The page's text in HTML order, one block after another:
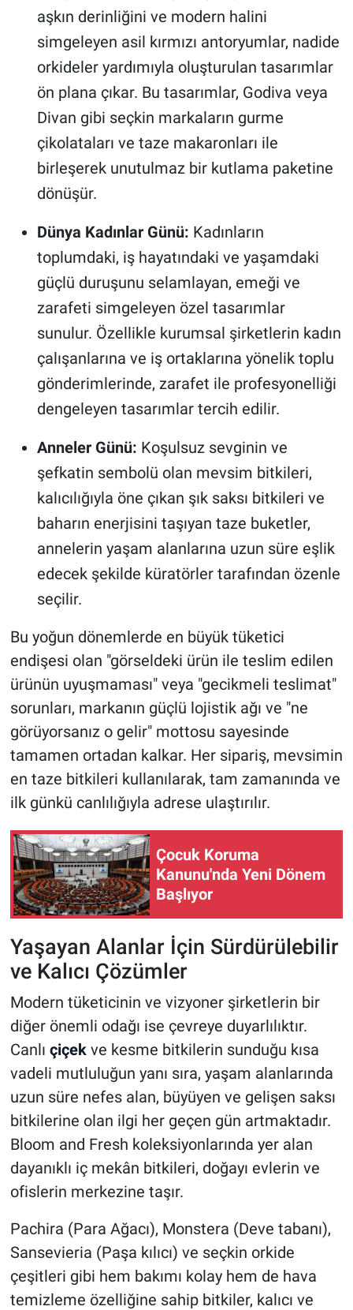
aşkın derinliğini ve modern halini
simgeleyen asil kırmızı antoryumlar, nadide
orkideler yardımıyla oluşturulan tasarımlar
ön plana çıkar. Bu tasarımlar, Godiva veya
Divan gibi seçkin markaların gurme
çikolataları ve taze makaronları ile
birleşerek unutulmaz bir kutlama paketine
dönüşür.
Dünya Kadınlar Günü: Kadınların
toplumdaki, iş hayatındaki ve yaşamdaki
güçlü duruşunu selamlayan, emeği ve
zarafeti simgeleyen özel tasarımlar
sunulur. Özellikle kurumsal şirketlerin kadın
çalışanlarına ve iş ortaklarına yönelik toplu
gönderimlerinde, zarafet ile profesyonelliği
dengeleyen tasarımlar tercih edilir.
Anneler Günü: Koşulsuz sevginin ve
şefkatin sembolü olan mevsim bitkileri,
kalıcılığıyla öne çıkan şık saksı bitkileri ve
baharın enerjisini taşıyan taze buketler,
annelerin yaşam alanlarına uzun süre eşlik
edecek şekilde küratörler tarafından özenle
seçilir.
Bu yoğun dönemlerde en büyük tüketici
endişesi olan "görseldeki ürün ile teslim edilen
ürünün uyuşmaması" veya "gecikmeli teslimat"
sorunları, markanın güçlü lojistik ağı ve "ne
görüyorsanız o gelir" mottosu sayesinde
tamamen ortadan kalkar. Her sipariş, mevsimin
en taze bitkileri kullanılarak, tam zamanında ve
ilk günkü canlılığıyla adrese ulaştırılır.
Çocuk Koruma
Kanunu'nda Yeni Dönem
Başlıyor
Yaşayan Alanlar İçin Sürdürülebilir
ve Kalıcı Çözümler
Modern tüketicinin ve vizyoner şirketlerin bir
diğer önemli odağı ise çevreye duyarlılıktır.
Canlı çiçekve kesme bitkilerin sunduğu kısa
vadeli mutluluğun yanı sıra, yaşam alanlarında
uzun süre nefes alan, büyüyen ve gelişen saksı
bitkilerine olan ilgi her geçen gün artmaktadır.
Bloom and Fresh koleksiyonlarında yer alan
dayanıklı iç mekân bitkileri, doğayı evlerin ve
ofislerin merkezine taşır.
Pachira (Para Ağacı), Monstera (Deve tabanı),
Sansevieria (Paşa kılıcı) ve seçkin orkide
çeşitleri gibi hem bakımı kolay hem de hava
temizleme özelliğine sahip bitkiler, kalıcı ve